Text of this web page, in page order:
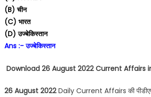
(B) चीन
(C) भारत
(D) उज्बेकिस्तान
Ans :- उज्बेकिस्तान
Download 26 August 2022 Current Affairs
26 August 2022Daily Current Affairs की